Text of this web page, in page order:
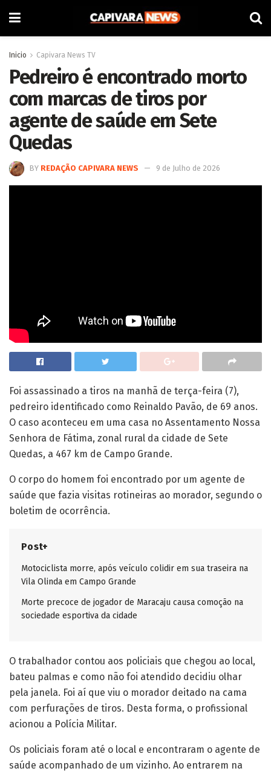
Inicio Capivara News TV
Pedreiro é encontrado morto
com marcas de tiros por
agente de saúde em Sete
Quedas
BY REDAÇÃO CAPIVARA NEWS 9 de Julho de 2026
Foi assassinado a tiros na manhã de terça-feira (7),
pedreiro identificado como Reinaldo Pavão, de 69 anos.
O caso aconteceu em uma casa no Assentamento Nossa
Senhora de Fátima, zonal rural da cidade de Sete
Quedas, a 467 km de Campo Grande.
O corpo do homem foi encontrado por um agente de
saúde que fazia visitas rotineiras ao morador, segundo o
boletim de ocorrência.
Post+
Motociclista morre, após veículo colidir em sua traseira na
Vila Olinda em Campo Grande
Morte precoce de jogador de Maracaju causa comoção na
sociedade esportiva da cidade
O trabalhador contou aos policiais que chegou ao local,
bateu palmas e como não foi atendido decidiu olhar
pela janela. Foi aí que viu o morador deitado na cama
com perfurações de tiros. Desta forma, o profissional
acionou a Polícia Militar.
Os policiais foram até o local e encontraram o agente de
saúde acompanhado de um vizinho. Ao entrarem na